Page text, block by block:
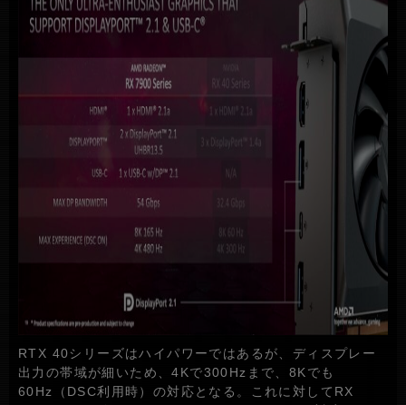
RTX 40シリーズはハイパワーではあるが、ディスプレー
出力の帯域が細いため、4Kで300Hzまで、8Kでも
60Hz（DSC利用時）の対応となる。これに対してRX